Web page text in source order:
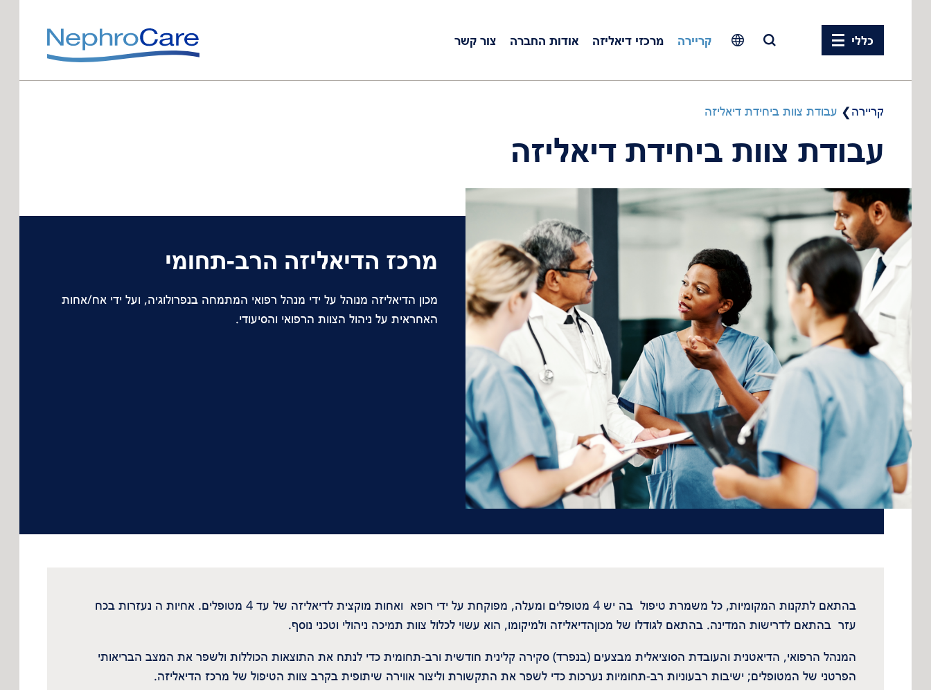
קריירה מרכזי דיאליזה אודות החברה צור קשר
Europe
Czech Republic
Germany
Israel
Poland
Portugal
Romania
Russia
Slovakia
Slovenia
Spain
Switzerland
United Kingdom
Asia Pacific
Asia Pacific
Australia
Philippines
North America
United States of
America
NephroCare International
Global Website
כללי
קריירה עבודת צוות ביחידת דיאליזה
עבודת צוות ביחידת דיאליזה
מרכז הדיאליזה הרב-תחומי
מכון הדיאליזה מנוהל על ידי מנהל רפואי המתמחה בנפרולוגיה, ועל ידי אח/אחות
האחראית על ניהול הצוות הרפואי והסיעודי.
בהתאם לתקנות המקומיות, כל משמרת טיפול בה יש 4 מטופלים ומעלה, מפוקחת על ידי רופא ואחות מוקצית לדיאליזה של עד 4 מטופלים. אחיות ה נעזרות בכח
עזר בהתאם לדרישות המדינה. בהתאם לגודלו של מכוןהדיאליזה ולמיקומו, הוא עשוי לכלול צוות תמיכה ניהולי וטכני נוסף.
המנהל הרפואי, הדיאטנית והעובדת הסוציאלית מבצעים (בנפרד) סקירה קלינית חודשית ורב-תחומית כדי לנתח את התוצאות הכוללות ולשפר את המצב הבריאותי
הפרטני של המטופלים; ישיבות רבעוניות רב-תחומיות נערכות כדי לשפר את התקשורת וליצור אווירה שיתופית בקרב צוות הטיפול של מרכז הדיאליזה.